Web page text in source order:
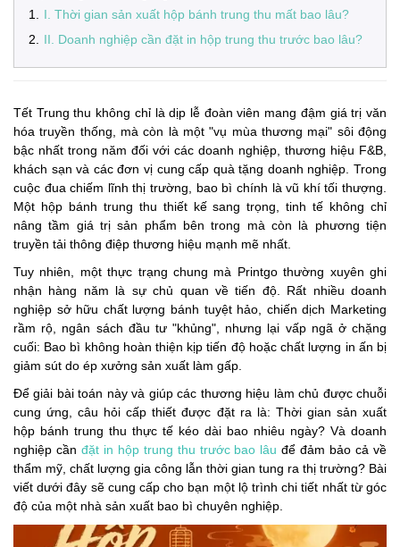
1
I. Thời gian sản xuất hộp bánh trung thu mất bao lâu?
2
II. Doanh nghiệp cần đặt in hộp trung thu trước bao lâu?
Tết Trung thu không chỉ là dịp lễ đoàn viên mang đậm giá trị văn
hóa truyền thống, mà còn là một "vụ mùa thương mại" sôi động
bậc nhất trong năm đối với các doanh nghiệp, thương hiệu F&B,
khách sạn và các đơn vị cung cấp quà tặng doanh nghiệp. Trong
cuộc đua chiếm lĩnh thị trường, bao bì chính là vũ khí tối thượng.
Một hộp bánh trung thu thiết kế sang trọng, tinh tế không chỉ
nâng tầm giá trị sản phẩm bên trong mà còn là phương tiện
truyền tải thông điệp thương hiệu mạnh mẽ nhất.
Tuy nhiên, một thực trạng chung mà Printgo thường xuyên ghi
nhận hàng năm là sự chủ quan về tiến độ. Rất nhiều doanh
nghiệp sở hữu chất lượng bánh tuyệt hảo, chiến dịch Marketing
rầm rộ, ngân sách đầu tư "khủng", nhưng lại vấp ngã ở chặng
cuối: Bao bì không hoàn thiện kịp tiến độ hoặc chất lượng in ấn bị
giảm sút do ép xưởng sản xuất làm gấp.
Để giải bài toán này và giúp các thương hiệu làm chủ được chuỗi
cung ứng, câu hỏi cấp thiết được đặt ra là: Thời gian sản xuất
hộp bánh trung thu thực tế kéo dài bao nhiêu ngày? Và doanh
nghiệp cần đặt in hộp trung thu trước bao lâu để đảm bảo cả về
thẩm mỹ, chất lượng gia công lẫn thời gian tung ra thị trường? Bài
viết dưới đây sẽ cung cấp cho bạn một lộ trình chi tiết nhất từ góc
độ của một nhà sản xuất bao bì chuyên nghiệp.